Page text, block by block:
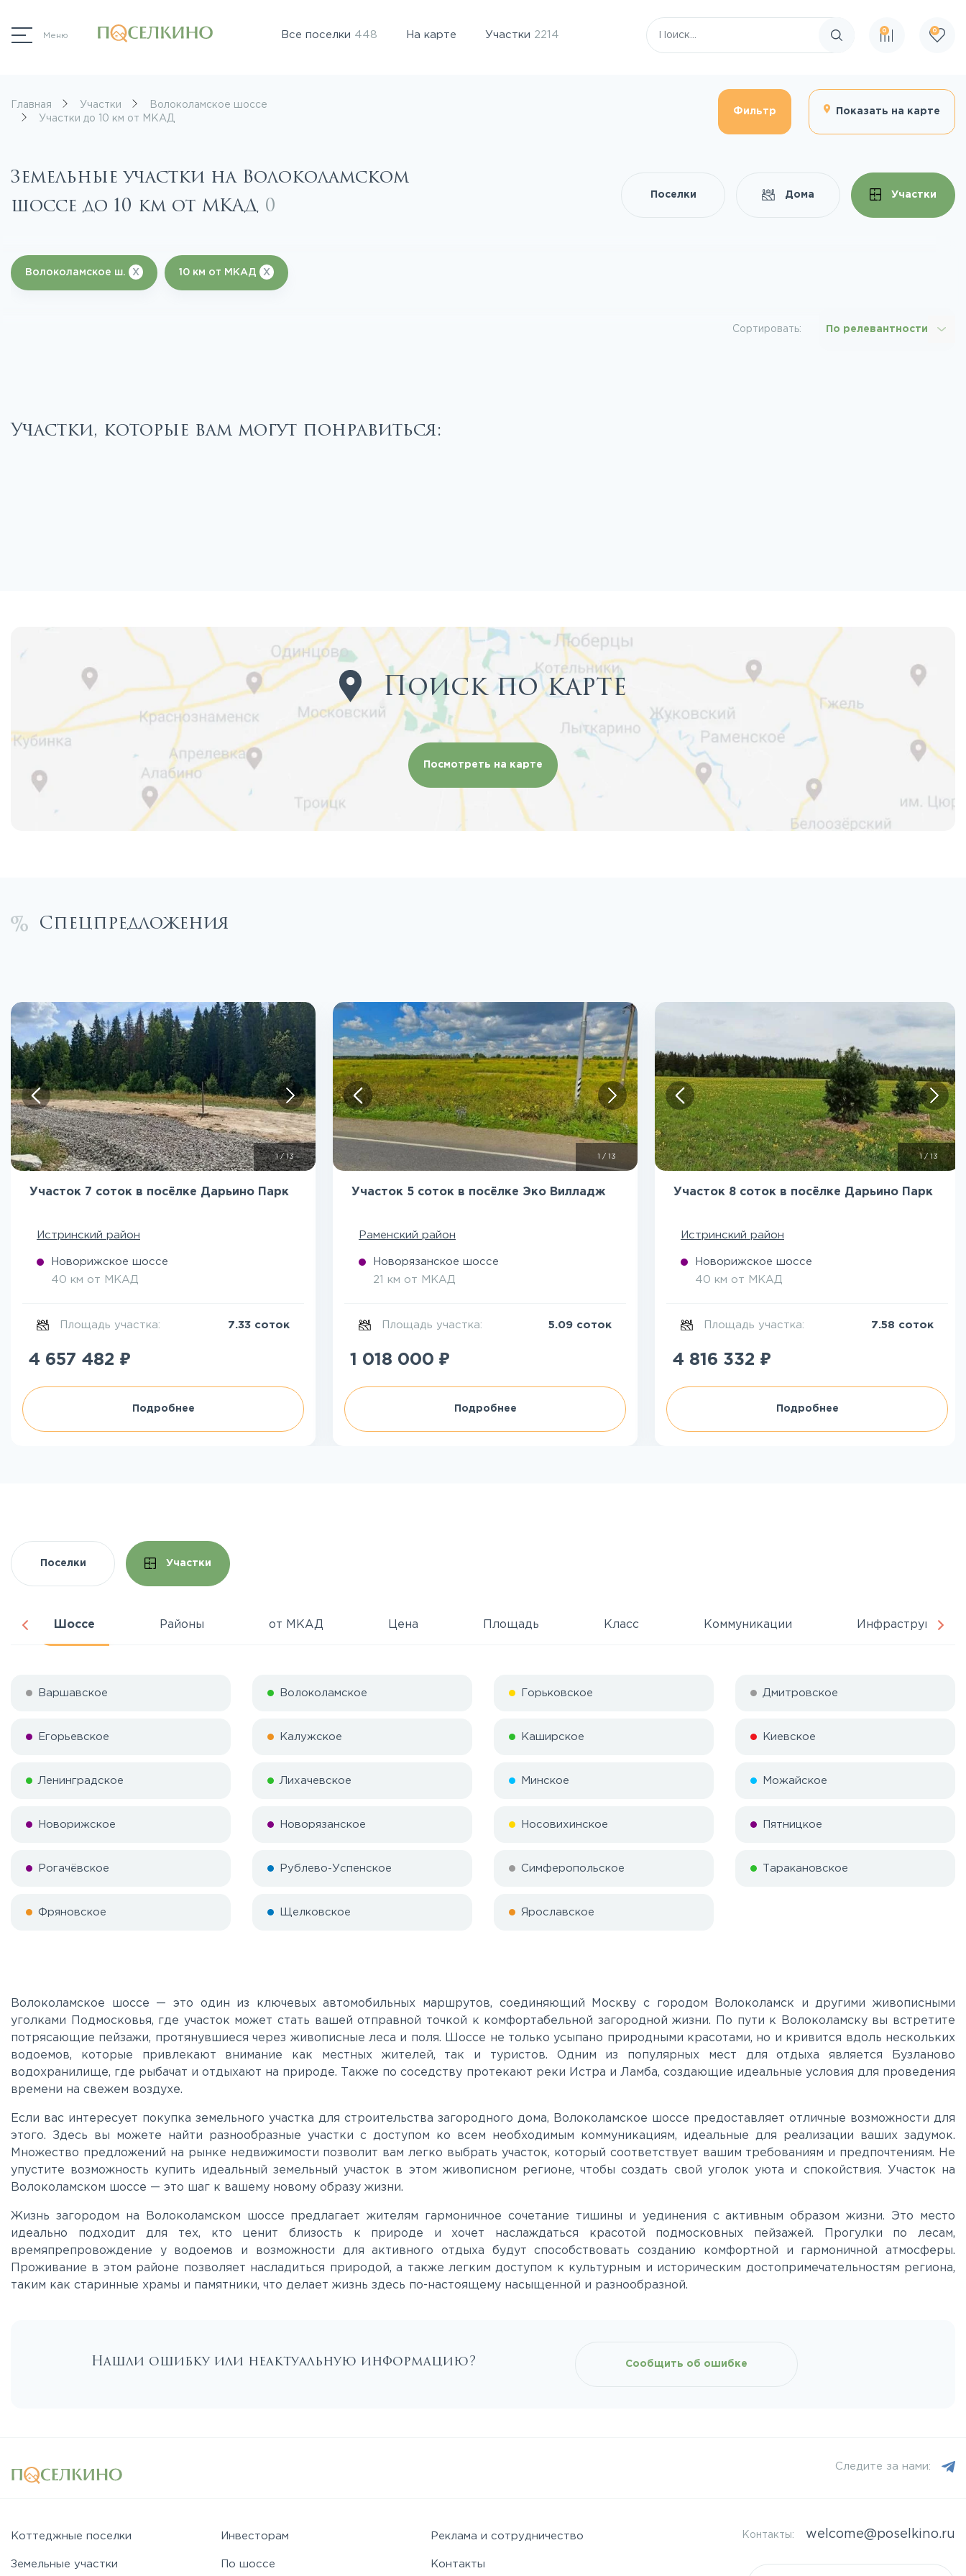
Меню Все поселки 448 На карте Участки 2214
Поиск по сайту
0 0
Главная Участки
Волоколамское шоссе
Участки до 10 км от МКАД
Фильтр Показать на карте
Земельные участки на Волоколамском
шоссе до 10 км от МКАД 0 Поселки Дома Участки
Волоколамское ш. X 10 км от МКАД X
Сортировать: По релевантности
Участки, которые вам могут понравиться:
Поиск по карте
Посмотреть на карте
Спецпредложения
1/13
Участок 7 соток в посёлке Дарьино Парк
Истринский район
Новорижское шоссе
40 км от МКАД
Площадь участка: 7.33 соток
4 657 482 ₽
Подробнее
/ 13
Участок 5 соток в посёлке Эко Вилладж
Раменский район
Новорязанское шоссе
21 км от МКАД
Площадь участка: 5.09 соток
1 018 000 ₽
Подробнее
1 / 13
Участок 8 соток в посёлке Дарьино Парк
Истринский район
Новорижское шоссе
40 км от МКАД
Площадь участка: 7.58 соток
4 816 332 ₽
Подробнее
Поселки Участки
Шоссе Районы от МКАД Цена Площадь Класс Коммуникации Инфраструктура
Варшавское Волоколамское Горьковское Дмитровское
Егорьевское Калужское Каширское Киевское
Ленинградское Лихачевское Минское Можайское
Новорижское Новорязанское Носовихинское Пятницкое
Рогачёвское Рублево-Успенское Симферопольское Таракановское
Фряновское Щелковское Ярославское
Волоколамское шоссе — это один из ключевых автомобильных маршрутов, соединяющий Москву с городом Волоколамск и другими живописными
уголками Подмосковья, где участок может стать вашей отправной точкой к комфортабельной загородной жизни. По пути к Волоколамску вы встретите
потрясающие пейзажи, протянувшиеся через живописные леса и поля. Шоссе не только усыпано природными красотами, но и кривится вдоль нескольких
водоемов, которые привлекают внимание как местных жителей, так и туристов. Одним из популярных мест для отдыха является Бузланово
водохранилище, где рыбачат и отдыхают на природе. Также по соседству протекают реки Истра и Ламба, создающие идеальные условия для проведения
времени на свежем воздухе.
Если вас интересует покупка земельного участка для строительства загородного дома, Волоколамское шоссе предоставляет отличные возможности для
этого. Здесь вы можете найти разнообразные участки с доступом ко всем необходимым коммуникациям, идеальные для реализации ваших задумок.
Множество предложений на рынке недвижимости позволит вам легко выбрать участок, который соответствует вашим требованиям и предпочтениям. Не
упустите возможность купить идеальный земельный участок в этом живописном регионе, чтобы создать свой уголок уюта и спокойствия. Участок на
Волоколамском шоссе — это шаг к вашему новому образу жизни.
Жизнь загородом на Волоколамском шоссе предлагает жителям гармоничное сочетание тишины и уединения с активным образом жизни. Это место
идеально подходит для тех, кто ценит близость к природе и хочет наслаждаться красотой подмосковных пейзажей. Прогулки по лесам,
времяпрепровождение у водоемов и возможности для активного отдыха будут способствовать созданию комфортной и гармоничной атмосферы.
Проживание в этом районе позволяет насладиться природой, а также легким доступом к культурным и историческим достопримечательностям региона,
таким как старинные храмы и памятники, что делает жизнь здесь по-настоящему насыщенной и разнообразной.
Нашли ошибку или неактуальную информацию? Сообщить об ошибке
Следите за нами:
Коттеджные поселки
Земельные участки
Инвесторам
По шоссе
Реклама и сотрудничество
Контакты
Контакты: welcome@poselkino.ru